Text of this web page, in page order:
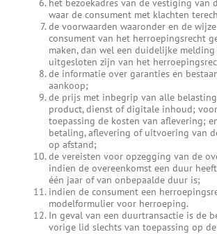
het bezoekadres van de vestiging van
waar de consument met klachten
de voorwaarden waaronder en de
consument van het herroepingsrecht
maken, dan wel een duidelijke
uitgesloten zijn van het
de informatie over garanties en
aankoop;
de prijs met inbegrip van alle
product, dienst of digitale inhoud;
toepassing de kosten van aflevering;
betaling, aflevering of uitvoering van
op afstand;
de vereisten voor opzegging van de
indien de overeenkomst een duur
één jaar of van onbepaalde duur is;
indien de consument een
modelformulier voor herroeping.
In geval van een duurtransactie is de
vorige lid slechts van toepassing op